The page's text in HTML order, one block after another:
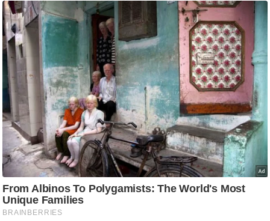
य
प
र
स
मी
क्षा
ध
र्म
ज्यो
ति
ष
प्र
भु
म